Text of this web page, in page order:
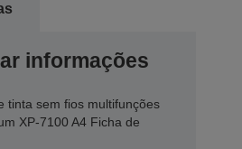
informações
tinta sem fios multifunções
XP-7100 A4 Ficha de